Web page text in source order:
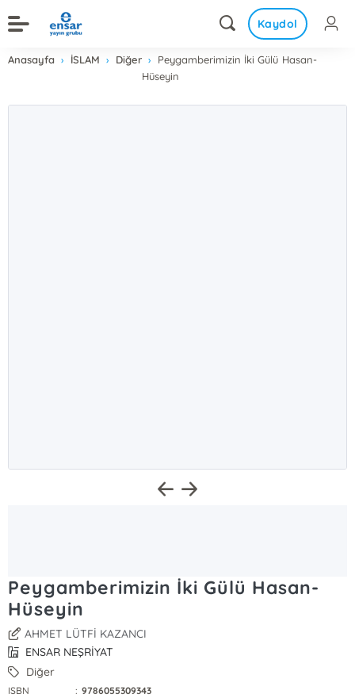
Kaydol
Anasayfa İSLAM Diğer
Peygamberimizin İki Gülü Hasan-
Hüseyin
Peygamberimizin İki Gülü Hasan-
Hüseyin
AHMET LÜTFİ KAZANCI
ENSAR NEŞRİYAT
Diğer
ISBN : 9786055309343